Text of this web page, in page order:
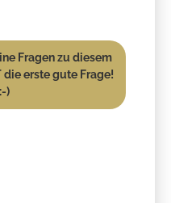
Fragen zu diesem
die erste gute Frage!
:-)